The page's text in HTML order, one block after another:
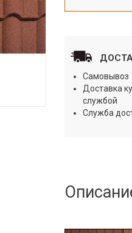
Самовывоз
Доставка
службой
Служба